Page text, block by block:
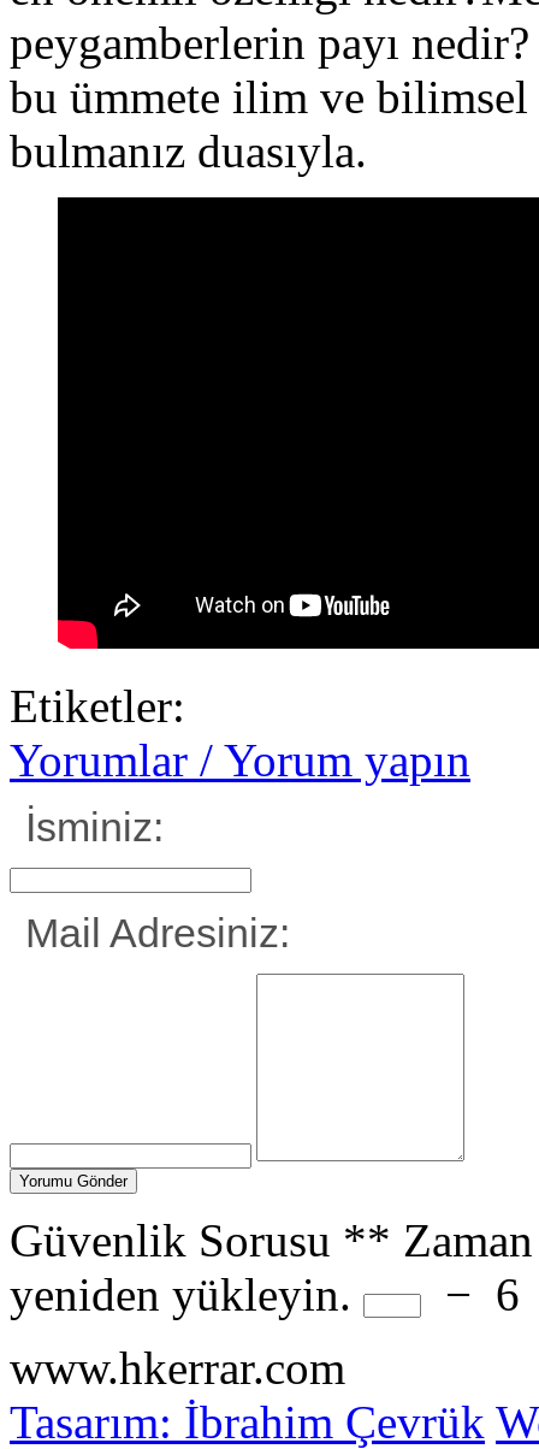
peygamberlerin payı
bu ümmete ilim ve
bulmanız duasıyla.
Etiketler:
Yorumlar / Yorum yapın
İsminiz:
Mail Adresiniz:
Güvenlik Sorusu **
yeniden yükleyin.
− 6
www.hkerrar.com
Tasarım: İbrahim Çevrük